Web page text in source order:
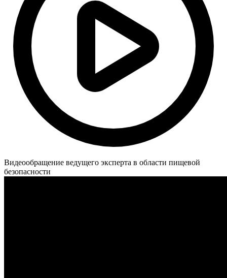
Видеообращение ведущего эксперта в области пищевой
безопасности